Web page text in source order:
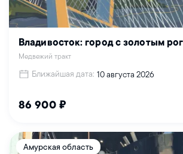
Владивосток: город с золотым
Медвежий тракт
Ближайшая дата: 10 августа 2026
86 900 ₽
Амурская область